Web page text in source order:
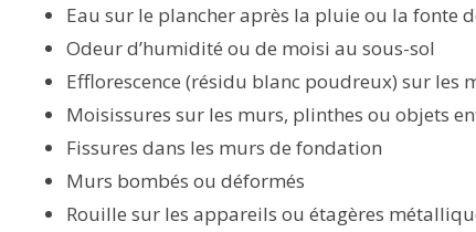
Eau sur le plancher après la pluie ou la fonte
Odeur d’humidité ou de moisi au sous-sol
Efflorescence (résidu blanc poudreux) sur les
Moisissures sur les murs, plinthes ou objets
Fissures dans les murs de fondation
Murs bombés ou déformés
Rouille sur les appareils ou étagères